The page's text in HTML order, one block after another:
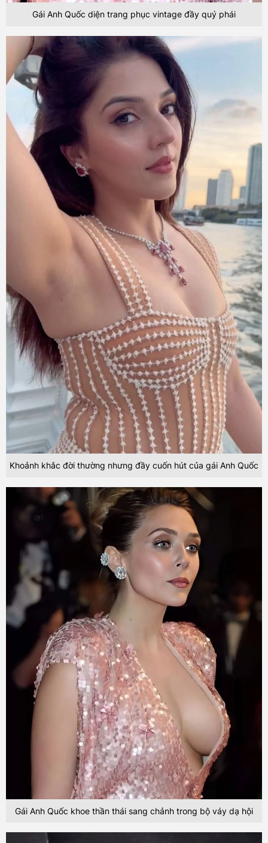
Gái Anh Quốc diện trang phục vintage đầy quý phái
Khoảnh khắc đời thường nhưng đầy cuốn hút của gái Anh Quốc
Gái Anh Quốc khoe thần thái sang chảnh trong bộ váy dạ hội